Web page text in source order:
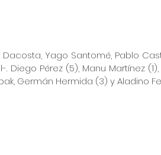
Yago Santomé, Pablo
Diego Pérez (5), Manu Martínez
Germán Hermida (3) y Aladino